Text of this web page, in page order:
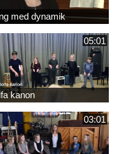
med dynamik
05:01
kanon
03:01